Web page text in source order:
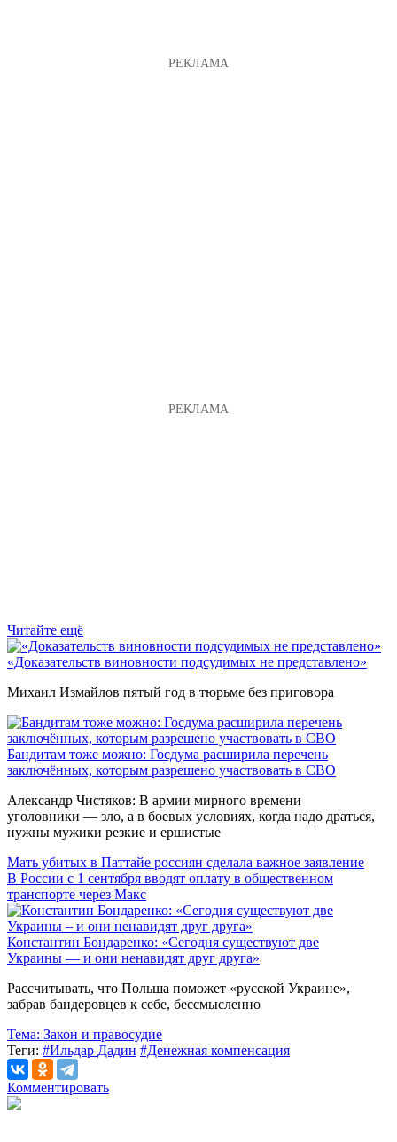
Читайте ещё
«Доказательств виновности подсудимых не представлено»
Михаил Измайлов пятый год в тюрьме без приговора
Бандитам тоже можно: Госдума расширила перечень
заключённых, которым разрешено участвовать в СВО
Александр Чистяков: В армии мирного времени
уголовники — зло, а в боевых условиях, когда надо драться,
нужны мужики резкие и ершистые
Мать убитых в Паттайе россиян сделала важное заявление
В России с 1 сентября вводят оплату в общественном
транспорте через Макс
Константин Бондаренко: «Сегодня существуют две
Украины — и они ненавидят друг друга»
Рассчитывать, что Польша поможет «русской Украине»,
забрав бандеровцев к себе, бессмысленно
Тема: Закон и правосудие
Теги: #Ильдар Дадин #Денежная компенсация
Комментировать